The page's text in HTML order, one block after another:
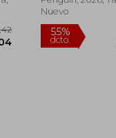
Nuevo